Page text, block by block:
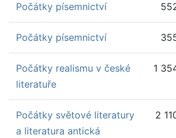
Počátky písemnictví
Počátky písemnictví
Počátky realismu v české
literatuře
1
Počátky světové literatury
a literatura antická
2